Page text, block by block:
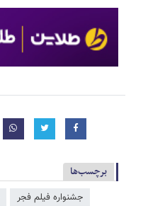
برچسب‌ها
جشنواره فیلم فجر